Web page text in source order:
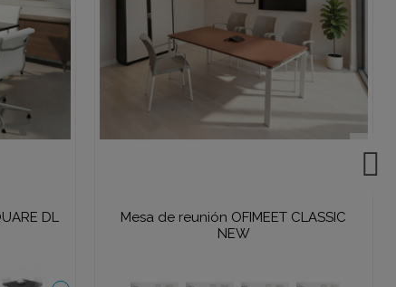
DL
Mesa de reunión OFIMEET CLASSIC
NEW